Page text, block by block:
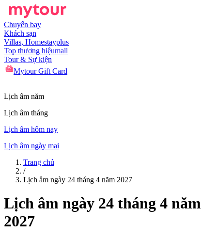
Chuyến bay
Khách sạn
Villas, Homestayplus
Top thương hiệumall
Tour & Sự kiện
Mytour Gift Card
Lịch âm năm
Lịch âm tháng
Lịch âm hôm nay
Lịch âm ngày mai
Trang chủ
/
Lịch âm ngày 24 tháng 4 năm 2027
Lịch âm ngày 24 tháng 4 năm
2027